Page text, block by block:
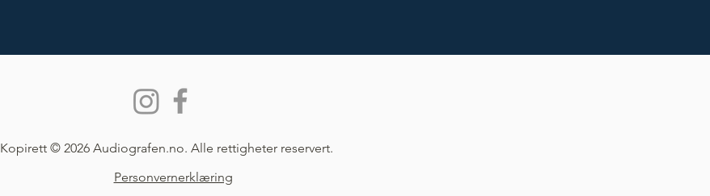
Kopirett © 2026 Audiografen.no. Alle rettigheter reservert.
Personvernerklæring